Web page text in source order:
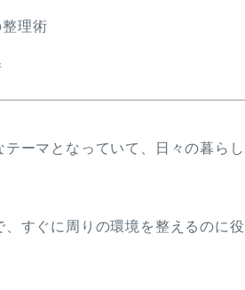
理術
テーマとなっていて、日々の暮ら
すぐに周りの環境を整えるのに